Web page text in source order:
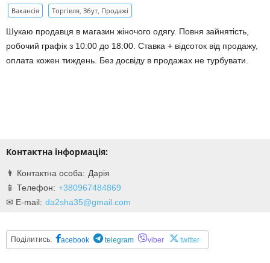
Вакансія Торгівля, Збут, Продажі
Шукаю продавця в магазин жіночого одягу. Повня зайнятість,
робочий графік з 10:00 до 18:00. Ставка + відсоток від продажу,
оплата кожен тиждень. Без досвіду в продажах не турбувати.
Контактна інформація:
Дарія
+380967484869
da2sha35@gmail.com
Поділитись: acebook telegram viber twitter